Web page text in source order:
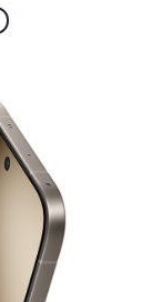
la région